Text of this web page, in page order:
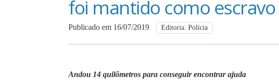
foi mantido como escravo
Publicado em 16/07/2019 Editoria: Polícia
Andou 14 quilômetros para conseguir encontrar ajuda